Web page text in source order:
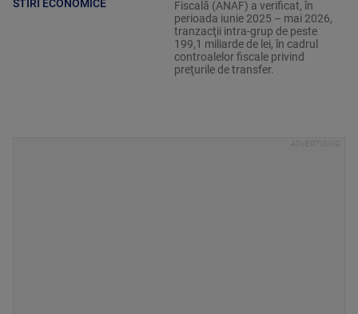
STIRI ECONOMICE
Fiscală (ANAF) a verificat, în
perioada iunie 2025 – mai 2026,
tranzacţii intra-grup de peste
199,1 miliarde de lei, în cadrul
controalelor fiscale privind
preţurile de transfer.